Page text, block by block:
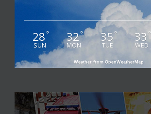
28°
SUN
32°
MON
35 °
TUE
33°
WED
Weather from OpenWeatherMap